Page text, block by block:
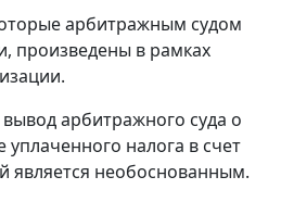
арбитражным судом
произведены в рамках
арбитражного суда о
налога в счет
является необоснованным.